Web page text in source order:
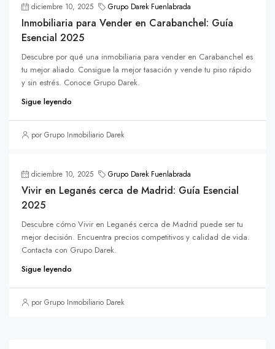
diciembre 10, 2025 Grupo Darek Fuenlabrada
Inmobiliaria para Vender en Carabanchel: Guía
Esencial 2025
Descubre por qué una inmobiliaria para vender en Carabanchel es
tu mejor aliado. Consigue la mejor tasación y vende tu piso rápido
y sin estrés. Conoce Grupo Darek.
Sigue leyendo
por Grupo Inmobiliario Darek
diciembre 10, 2025 Grupo Darek Fuenlabrada
Vivir en Leganés cerca de Madrid: Guía Esencial
2025
Descubre cómo Vivir en Leganés cerca de Madrid puede ser tu
mejor decisión. Encuentra precios competitivos y calidad de vida.
Contacta con Grupo Darek.
Sigue leyendo
por Grupo Inmobiliario Darek